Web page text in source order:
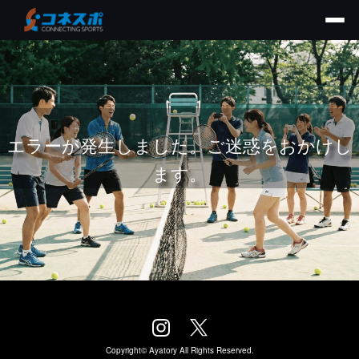
エラーが発生しました。ご迷惑をおかけし
ます。
Copyright©AyatoryAll Rights Reserved.